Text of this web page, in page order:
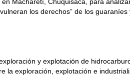
Macharetí, Chuquisaca, para
los derechos” de los
y explotación de
la exploración, explotación e